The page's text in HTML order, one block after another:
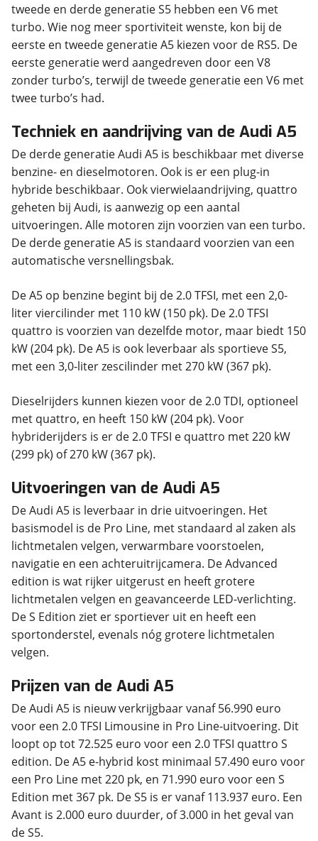
tweede en derde generatie S5 hebben een V6 met
turbo. Wie nog meer sportiviteit wenste, kon bij de
eerste en tweede generatie A5 kiezen voor de RS5. De
eerste generatie werd aangedreven door een V8
zonder turbo’s, terwijl de tweede generatie een V6 met
twee turbo’s had.
Techniek en aandrijving van de Audi A5
De derde generatie Audi A5 is beschikbaar met diverse
benzine- en dieselmotoren. Ook is er een plug-in
hybride beschikbaar. Ook vierwielaandrijving, quattro
geheten bij Audi, is aanwezig op een aantal
uitvoeringen. Alle motoren zijn voorzien van een turbo.
De derde generatie A5 is standaard voorzien van een
automatische versnellingsbak.
De A5 op benzine begint bij de 2.0 TFSI, met een 2,0-
liter viercilinder met 110 kW (150 pk). De 2.0 TFSI
quattro is voorzien van dezelfde motor, maar biedt 150
kW (204 pk). De A5 is ook leverbaar als sportieve S5,
met een 3,0-liter zescilinder met 270 kW (367 pk).
Dieselrijders kunnen kiezen voor de 2.0 TDI, optioneel
met quattro, en heeft 150 kW (204 pk). Voor
hybriderijders is er de 2.0 TFSI e quattro met 220 kW
(299 pk) of 270 kW (367 pk).
Uitvoeringen van de Audi A5
De Audi A5 is leverbaar in drie uitvoeringen. Het
basismodel is de Pro Line, met standaard al zaken als
lichtmetalen velgen, verwarmbare voorstoelen,
navigatie en een achteruitrijcamera. De Advanced
edition is wat rijker uitgerust en heeft grotere
lichtmetalen velgen en geavanceerde LED-verlichting.
De S Edition ziet er sportiever uit en heeft een
sportonderstel, evenals nóg grotere lichtmetalen
velgen.
Prijzen van de Audi A5
De Audi A5 is nieuw verkrijgbaar vanaf 56.990 euro
voor een 2.0 TFSI Limousine in Pro Line-uitvoering. Dit
loopt op tot 72.525 euro voor een 2.0 TFSI quattro S
edition. De A5 e-hybrid kost minimaal 57.490 euro voor
een Pro Line met 220 pk, en 71.990 euro voor een S
Edition met 367 pk. De S5 is er vanaf 113.937 euro. Een
Avant is 2.000 euro duurder, of 3.000 in het geval van
de S5.